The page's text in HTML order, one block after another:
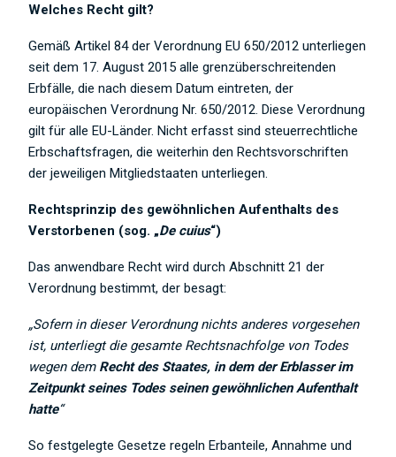
Welches Recht gilt?
Gemäß Artikel 84 der Verordnung EU 650/2012 unterliegen
seit dem 17. August 2015 alle grenzüberschreitenden
Erbfälle, die nach diesem Datum eintreten, der
europäischen Verordnung Nr. 650/2012. Diese Verordnung
gilt für alle EU-Länder. Nicht erfasst sind steuerrechtliche
Erbschaftsfragen, die weiterhin den Rechtsvorschriften
der jeweiligen Mitgliedstaaten unterliegen.
Rechtsprinzip des gewöhnlichen Aufenthalts des
Verstorbenen (sog. „De cuius“)
Das anwendbare Recht wird durch Abschnitt 21 der
Verordnung bestimmt, der besagt:
„Sofern in dieser Verordnung nichts anderes vorgesehen
ist, unterliegt die gesamte Rechtsnachfolge von Todes
wegen dem Recht des Staates, in dem der Erblasser im
Zeitpunkt seines Todes seinen gewöhnlichen Aufenthalt
hatte“
So festgelegte Gesetze regeln Erbanteile, Annahme und